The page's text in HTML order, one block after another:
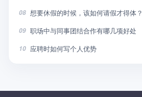
08 想要休假的时候，该如何请假才得体？
09 职场中与同事团结合作有哪几项好处
10 应聘时如何写个人优势